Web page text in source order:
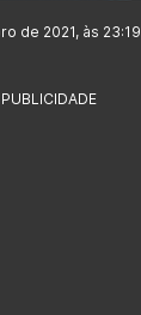
de 2021, às 23:19
PUBLICIDADE